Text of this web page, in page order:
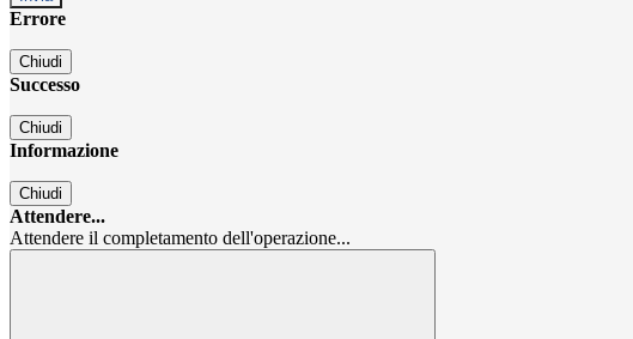
Errore
Chiudi
Successo
Chiudi
Informazione
Chiudi
Attendere...
Attendere il completamento dell'operazione...